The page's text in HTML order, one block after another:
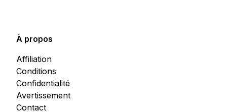
À propos
Affiliation
Conditions
Confidentialité
Avertissement
Contact